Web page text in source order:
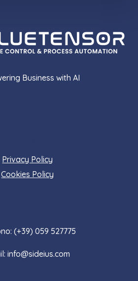
Business with AI
Privacy Policy
Cookies Policy
(+39) 059 527775
info@sideius.com